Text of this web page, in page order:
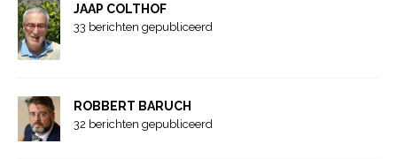
JAAP COLTHOF
33 berichten gepubliceerd
ROBBERT BARUCH
32 berichten gepubliceerd